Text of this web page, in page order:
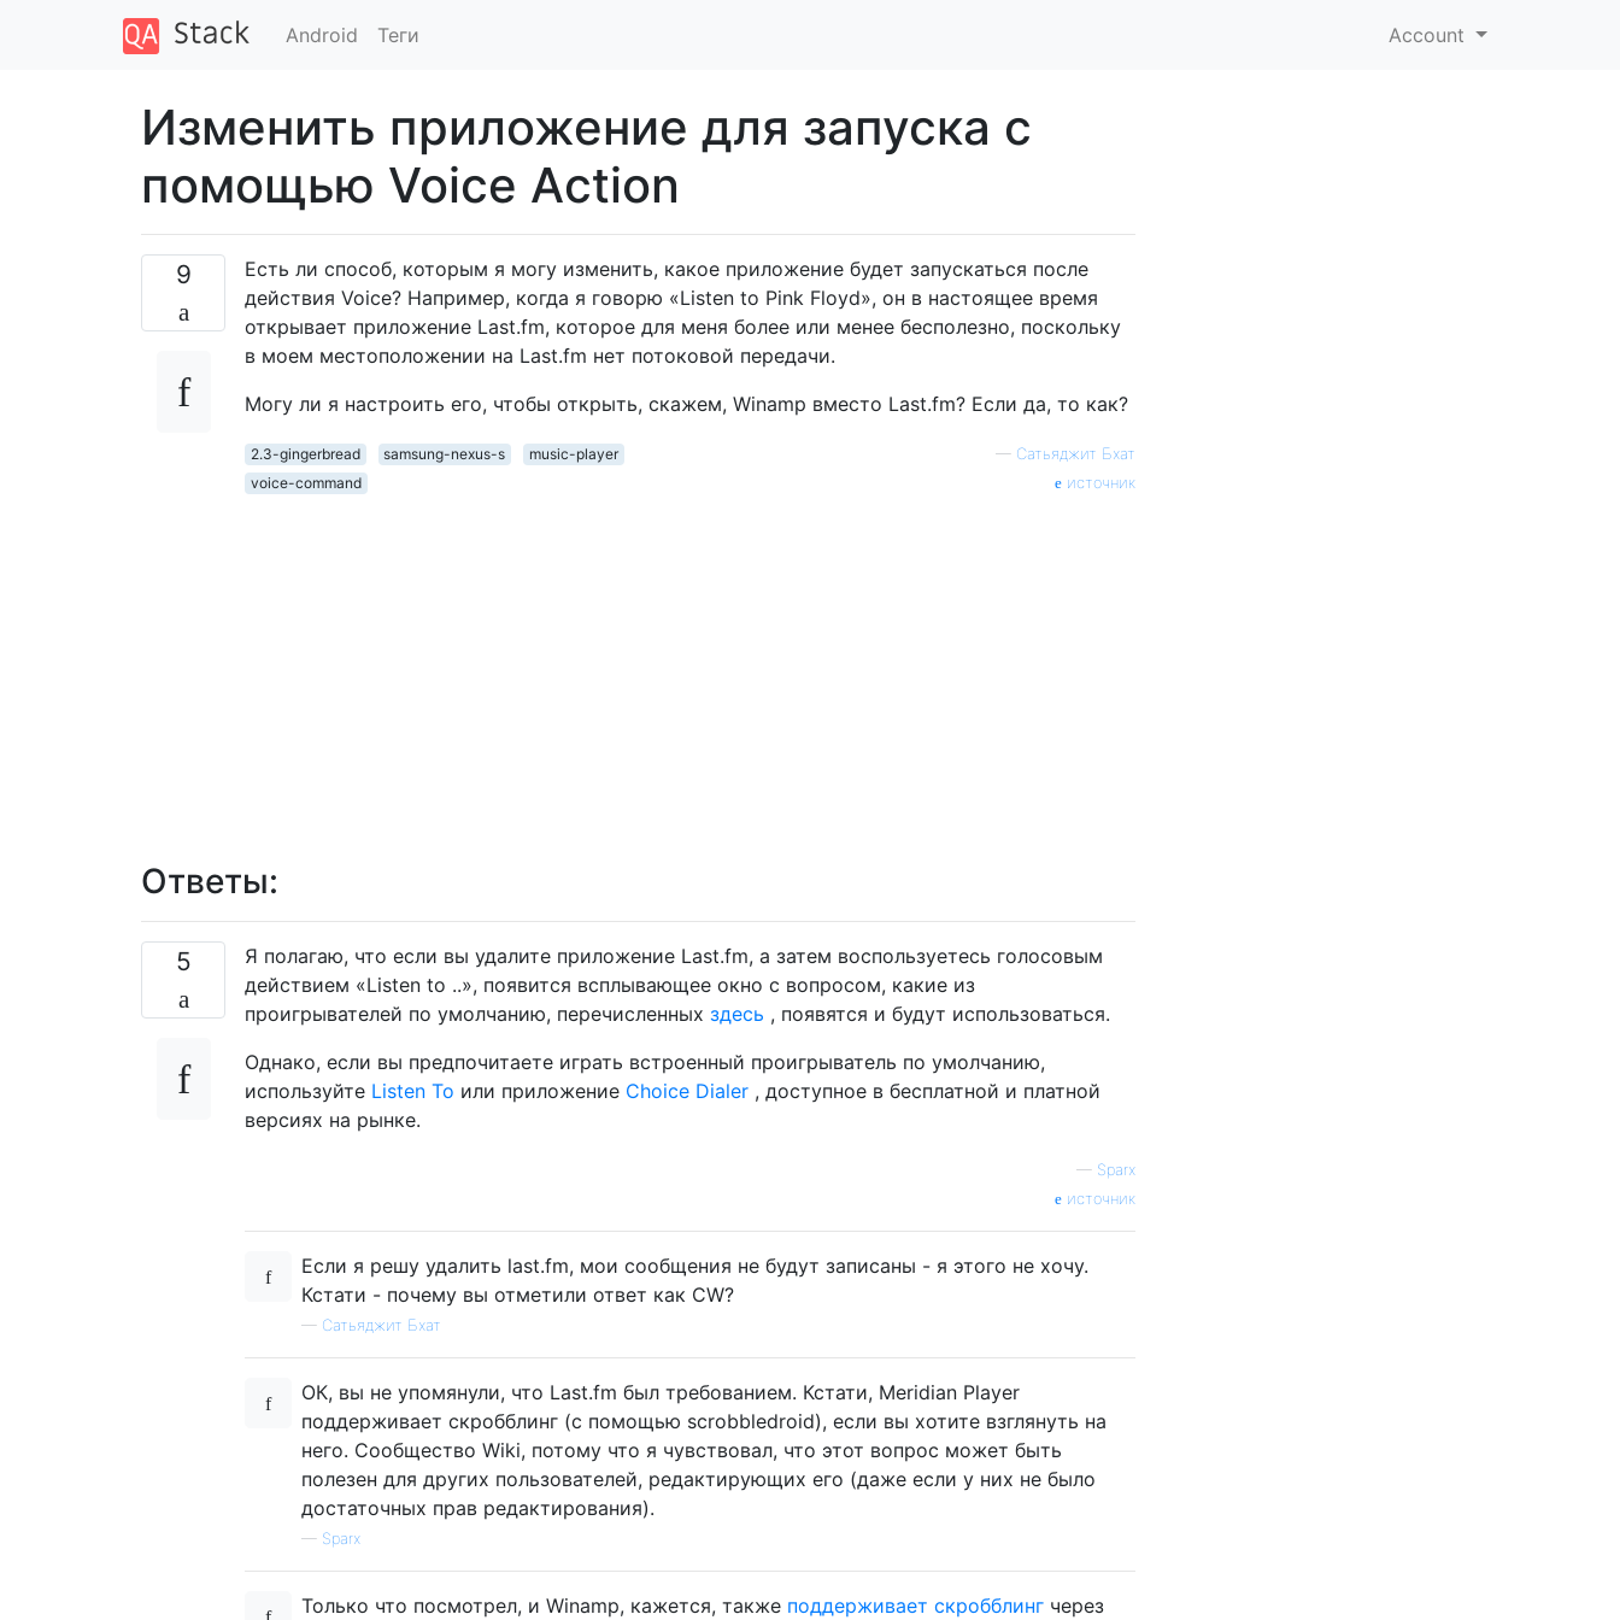
Android Теги Account
Изменить приложение для запуска с
помощью Voice Action
9
Есть ли способ, которым я могу изменить, какое приложение будет запускаться после
действия Voice? Например, когда я говорю «Listen to Pink Floyd», он в настоящее время
открывает приложение Last.fm, которое для меня более или менее бесполезно, поскольку
в моем местоположении на Last.fm нет потоковой передачи.
Могу ли я настроить его, чтобы открыть, скажем, Winamp вместо Last.fm? Если да, то как?
2.3-gingerbread samsung-nexus-s
music-player
voice-command
— Сатьяджит Бхат
источник
Ответы:
5
Я полагаю, что если вы удалите приложение Last.fm, а затем воспользуетесь голосовым
действием «Listen to ..», появится всплывающее окно с вопросом, какие из
проигрывателей по умолчанию, перечисленных здесь , появятся и будут использоваться.
Однако, если вы предпочитаете играть встроенный проигрыватель по умолчанию,
используйте Listen To или приложение Choice Dialer , доступное в бесплатной и платной
версиях на рынке.
— Sparx
источник
Если я решу удалить last.fm, мои сообщения не будут записаны - я этого не хочу.
Кстати - почему вы отметили ответ как CW?
— Сатьяджит Бхат
ОК, вы не упомянули, что Last.fm был требованием. Кстати, Meridian Player
поддерживает скробблинг (с помощью scrobbledroid), если вы хотите взглянуть на
него. Сообщество Wiki, потому что я чувствовал, что этот вопрос может быть
полезен для других пользователей, редактирующих его (даже если у них не было
достаточных прав редактирования).
— Sparx
Только что посмотрел, и Winamp, кажется, также поддерживает скробблинг через